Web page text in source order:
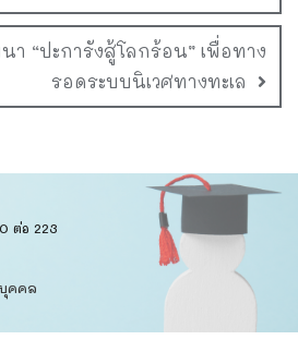
“ปะการังสู้โลกร้อน” เพื่อทาง
รอดระบบนิเวศทางทะเล
ต่อ 223
คคล​